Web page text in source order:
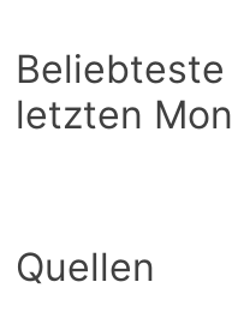
letzten
Quellen